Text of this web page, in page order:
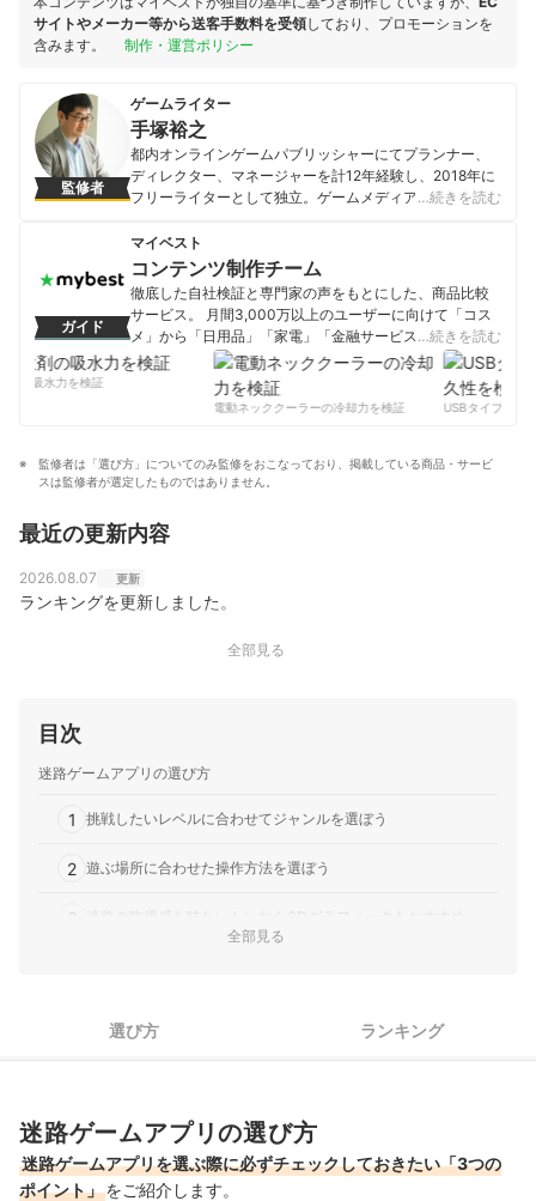
サイトやメーカー等から送客手数料を受領しており、プロモーションを
含みます。
制作・運営ポリシー
監修者
ゲームライター
手塚裕之
都内オンラインゲームパブリッシャーにてプランナー、
ディレクター、マネージャーを計12年経験し、2018年に
フリーライターとして独立。ゲームメディアへの寄稿、
スタイルなど多分野にて執筆活動を行う。1976年生ま
れ。栃木県出身。
手塚裕之のプロフィール
…続きを読む
ガイド
マイベスト
コンテンツ制作チーム
徹底した自社検証と専門家の声をもとにした、商品比較
サービス。 月間3,000万以上のユーザーに向けて「コス
メ」から「日用品」「家電」「金融サービス」まで、ベ
ストな商品を選んでもらうために、毎日コンテンツを制
コンテンツ制作チームのプロフィール
…続きを読む
の吸水力を検証
電動ネッククーラーの冷却力を検証
USBタイプCケー
監修者は「選び方」についてのみ監修をおこなっており、掲載している商品・サービ
スは監修者が選定したものではありません。
最近の更新内容
2026.08.07 更新
ランキングを更新しました。
全部見る
目次
迷路ゲームアプリの選び方
1 挑戦したいレベルに合わせてジャンルを選ぼう
2 遊ぶ場所に合わせた操作方法を選ぼう
3
全部見る
選び方 ランキング
迷路ゲームアプリの選び方
迷路ゲームアプリを選ぶ際に必ずチェックしておきたい「3つの
ポイント」をご紹介します。